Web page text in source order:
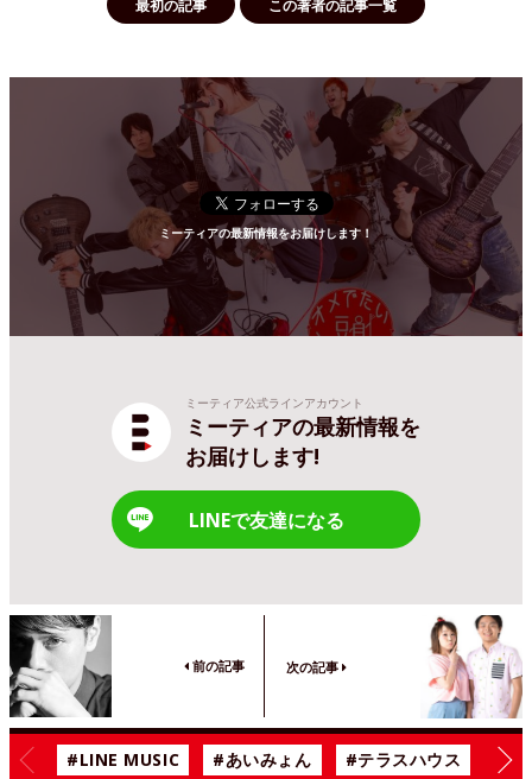
最初の記事 この著者の記事一覧
ミーティアの最新情報をお届けします！
ミーティア公式ラインアカウント
ミーティアの最新情報を
お届けします!
LINEで友達になる
前の記事 次の記事
#LINE MUSIC #あいみょん #テラスハウス #漫